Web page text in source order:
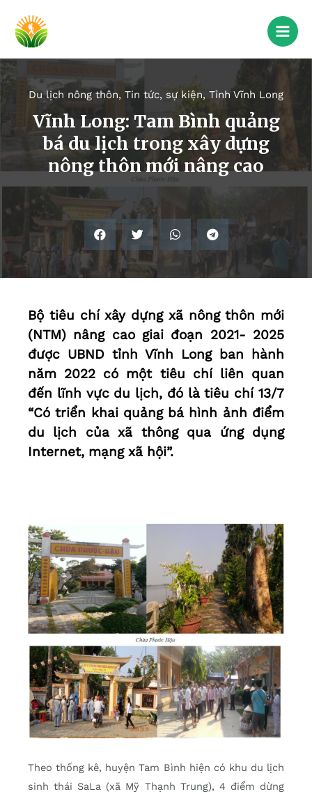
Du lịch nông thôn, Tin tức, sự kiện, Tỉnh Vĩnh Long
Vĩnh Long: Tam Bình quảng
bá du lịch trong xây dựng
nông thôn mới nâng cao
Bộ tiêu chí xây dựng xã nông thôn mới
(NTM) nâng cao giai đoạn 2021- 2025
được UBND tỉnh Vĩnh Long ban hành
năm 2022 có một tiêu chí liên quan
đến lĩnh vực du lịch, đó là tiêu chí 13/7
“Có triển khai quảng bá hình ảnh điểm
du lịch của xã thông qua ứng dụng
Internet, mạng xã hội”.
Theo thống kê, huyện Tam Bình hiện có khu du lịch
sinh thái SaLa (xã Mỹ Thạnh Trung), 4 điểm dừng